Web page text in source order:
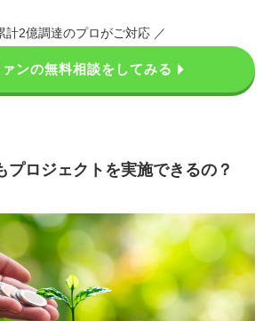
計2億調達のプロがご対応 ／
ンの無料相談をしてみる
プロジェクトを実施できるの？